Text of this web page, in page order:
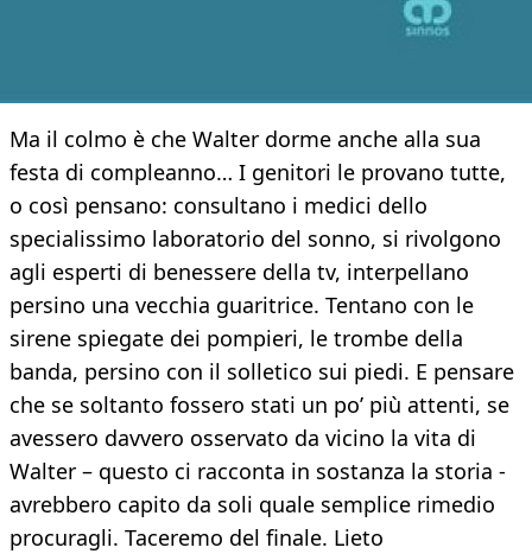
Ma il colmo è che Walter dorme anche alla sua
festa di compleanno… I genitori le provano tutte,
o così pensano: consultano i medici dello
specialissimo laboratorio del sonno, si rivolgono
agli esperti di benessere della tv, interpellano
persino una vecchia guaritrice. Tentano con le
sirene spiegate dei pompieri, le trombe della
banda, persino con il solletico sui piedi. E pensare
che se soltanto fossero stati un po’ più attenti, se
avessero davvero osservato da vicino la vita di
Walter – questo ci racconta in sostanza la storia -
avrebbero capito da soli quale semplice rimedio
procuragli. Taceremo del finale. Lieto